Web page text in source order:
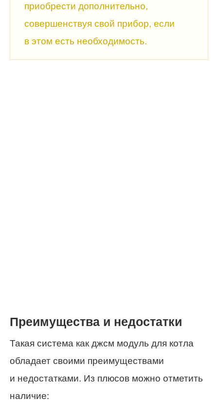
приобрести дополнительно,
совершенствуя свой прибор, если
в этом есть необходимость.
Преимущества и недостатки
Такая система как джсм модуль для котла
обладает своими преимуществами
и недостатками. Из плюсов можно отметить
наличие: